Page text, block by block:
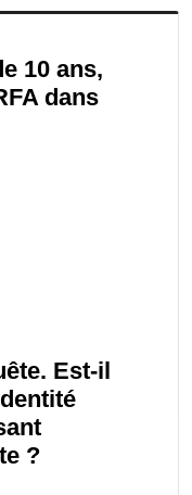
10 ans,
dans
Est-il
?